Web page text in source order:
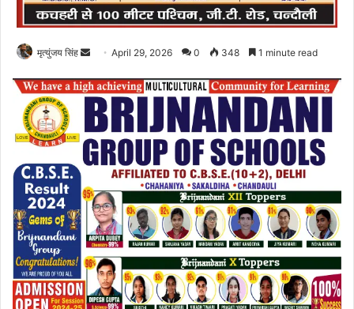
मृत्युंजय सिंह
Send
email
April 29, 2026 0 348 1 minute read